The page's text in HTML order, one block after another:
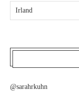
@sarahrkuhn